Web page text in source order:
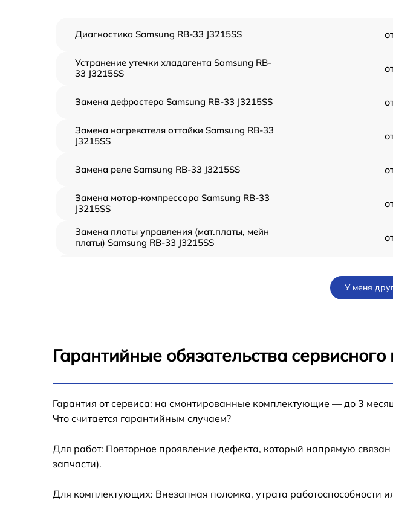
Диагностика Samsung RB-33 J3215SS
Устранение утечки хладагента Samsung RB-
33 J3215SS
Замена дефростера Samsung RB-33 J3215SS
Замена нагревателя оттайки Samsung RB-33
J3215SS
Замена реле Samsung RB-33 J3215SS
Замена мотор-компрессора Samsung RB-33
J3215SS
Замена платы управления (мат.платы, мейн
платы) Samsung RB-33 J3215SS
Замена электросхемы Samsung RB-33
J3215SS
Устранение засора трубопровода Samsung
Ремонт датчика морозильного отделения
У меня
Гарантийные обязательства
Гарантия от сервиса: на смонтированные комплектующие — до 3
Что считается гарантийным случаем?
Для работ: Повторное проявление дефекта, который напрямую
запчасти).
Для комплектующих: Внезапная поломка, утрата работоспособности